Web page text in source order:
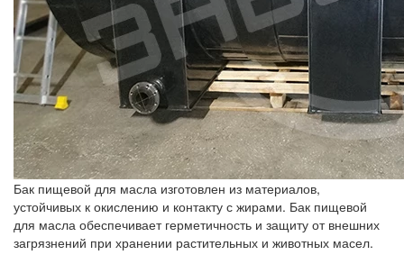
Бак пищевой для масла изготовлен из материалов,
устойчивых к окислению и контакту с жирами. Бак пищевой
для масла обеспечивает герметичность и защиту от внешних
загрязнений при хранении растительных и животных масел.